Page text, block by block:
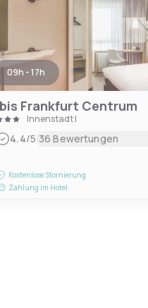
09h - 17h
Frankfurt Centrum
Innenstadt I
4.4/5|36 Bewertungen
Kostenlose Stornierung
Zahlung im Hotel